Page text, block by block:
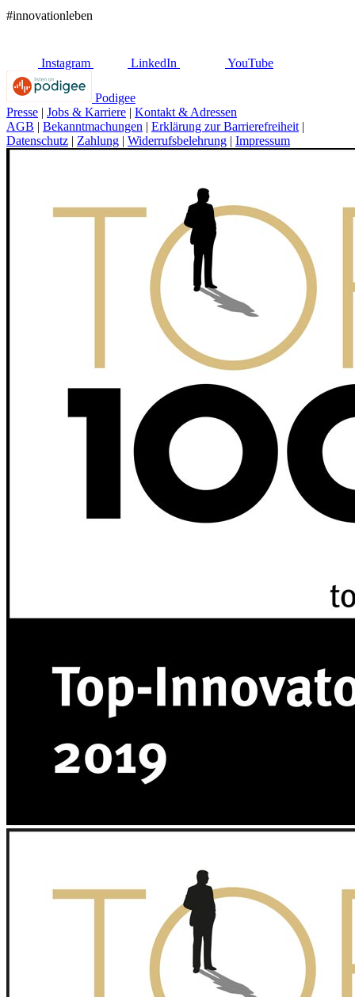
#innovationleben
Instagram LinkedIn YouTube
Podigee
Presse | Jobs & Karriere | Kontakt & Adressen
AGB | Bekanntmachungen | Erklärung zur Barrierefreiheit |
Datenschutz | Zahlung | Widerrufsbelehrung | Impressum